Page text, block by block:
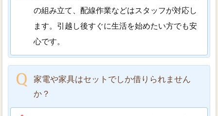
の組み立て、配線作業などはスタッフが対応し
ます。引越し後すぐに生活を始めたい方でも安
心です。
家電や家具はセットでしか借りられません
か？